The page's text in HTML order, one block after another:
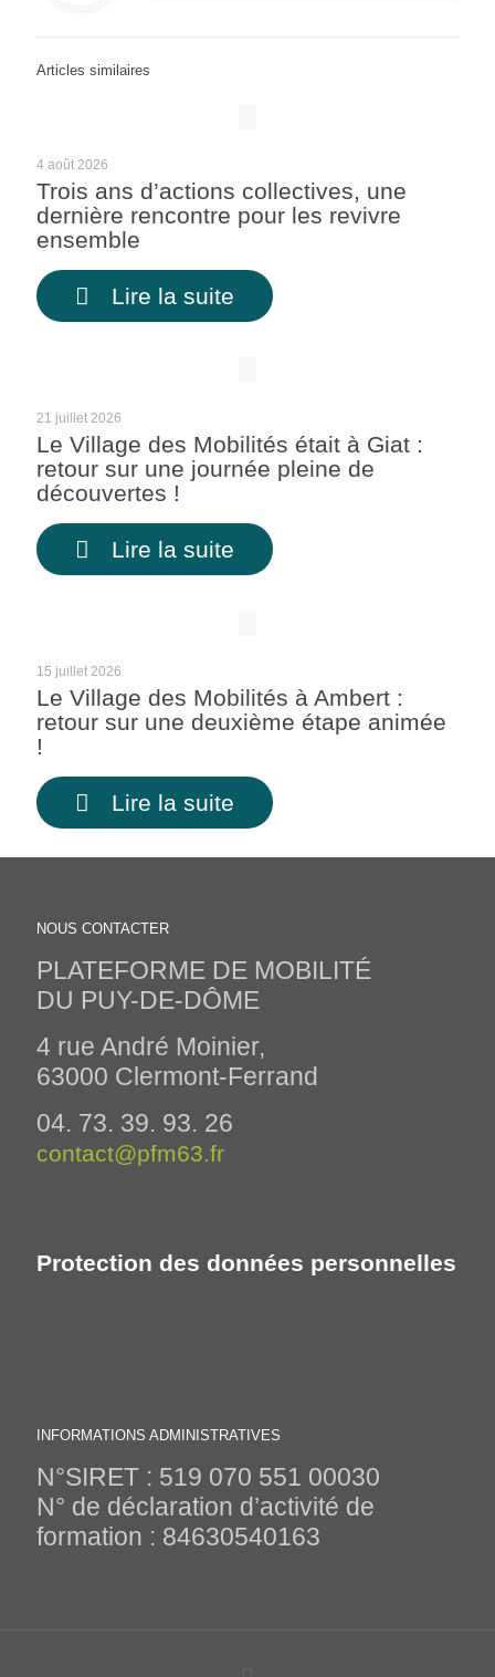
Articles similaires
4 août 2026
Trois ans d’actions collectives, une
dernière rencontre pour les revivre
ensemble
Lire la suite
21 juillet 2026
Le Village des Mobilités était à Giat :
retour sur une journée pleine de
découvertes !
Lire la suite
15 juillet 2026
Le Village des Mobilités à Ambert :
retour sur une deuxième étape animée
!
Lire la suite
NOUS CONTACTER
PLATEFORME DE MOBILITÉ
DU PUY-DE-DÔME
4 rue André Moinier,
63000 Clermont-Ferrand
04. 73. 39. 93. 26
contact@pfm63.fr
Protection des données personnelles
INFORMATIONS ADMINISTRATIVES
N°SIRET : 519 070 551 00030
N° de déclaration d’activité de
formation : 84630540163